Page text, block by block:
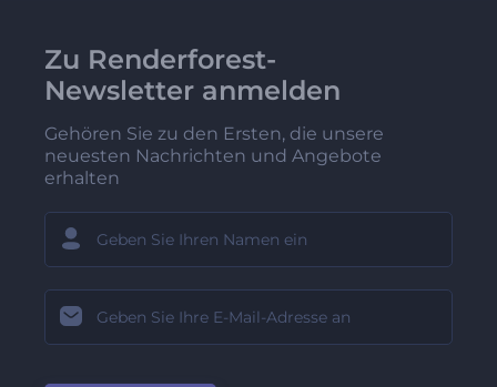
Zu Renderforest-
Newsletter anmelden
Gehören Sie zu den Ersten, die unsere
neuesten Nachrichten und Angebote
erhalten